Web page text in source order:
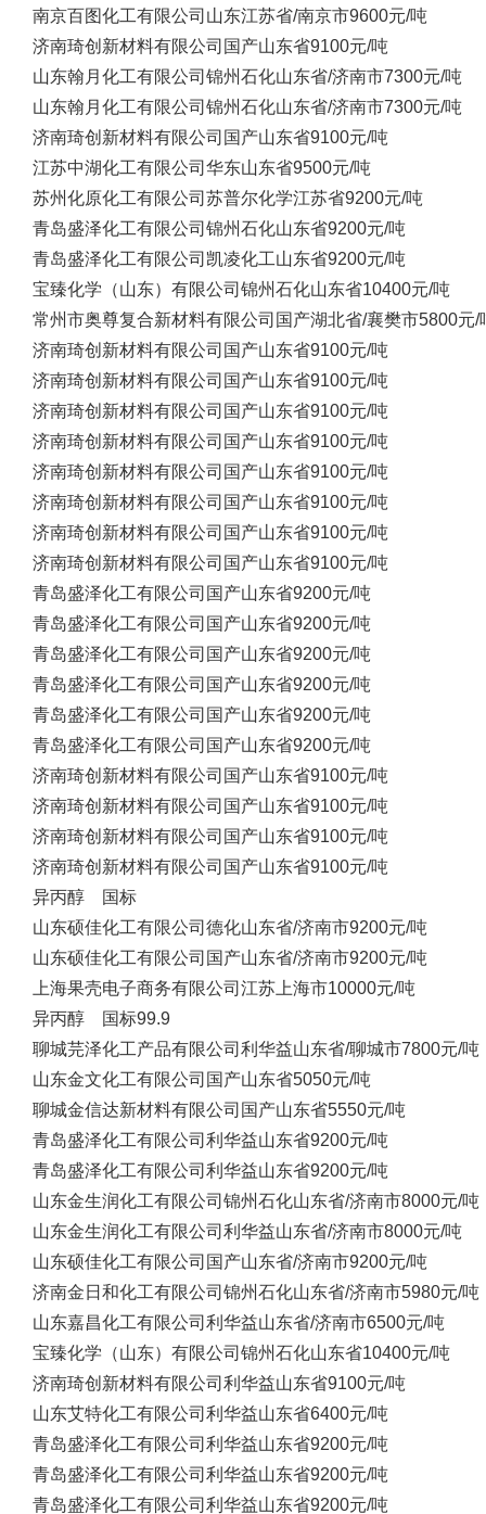
南京百图化工有限公司 山东江苏省/南京市9600元/吨
济南琦创新材料有限公司 国产山东省9100元/吨
山东翰月化工有限公司 锦州石化山东省/济南市7300元/吨
山东翰月化工有限公司 锦州石化山东省/济南市7300元/吨
济南琦创新材料有限公司 国产山东省9100元/吨
江苏中湖化工有限公司 华东山东省9500元/吨
苏州化原化工有限公司 苏普尔化学江苏省9200元/吨
青岛盛泽化工有限公司 锦州石化山东省9200元/吨
青岛盛泽化工有限公司 凯凌化工山东省9200元/吨
宝臻化学（山东）有限公司 锦州石化山东省10400元/吨
常州市奥尊复合新材料有限公司 国产湖北省/襄樊市5800元/
济南琦创新材料有限公司 国产山东省9100元/吨
济南琦创新材料有限公司 国产山东省9100元/吨
济南琦创新材料有限公司 国产山东省9100元/吨
济南琦创新材料有限公司 国产山东省9100元/吨
济南琦创新材料有限公司 国产山东省9100元/吨
济南琦创新材料有限公司 国产山东省9100元/吨
济南琦创新材料有限公司 国产山东省9100元/吨
济南琦创新材料有限公司 国产山东省9100元/吨
青岛盛泽化工有限公司 国产山东省9200元/吨
青岛盛泽化工有限公司 国产山东省9200元/吨
青岛盛泽化工有限公司 国产山东省9200元/吨
青岛盛泽化工有限公司 国产山东省9200元/吨
青岛盛泽化工有限公司 国产山东省9200元/吨
青岛盛泽化工有限公司 国产山东省9200元/吨
济南琦创新材料有限公司 国产山东省9100元/吨
济南琦创新材料有限公司 国产山东省9100元/吨
济南琦创新材料有限公司 国产山东省9100元/吨
济南琦创新材料有限公司 国产山东省9100元/吨
异丙醇 国标
山东硕佳化工有限公司 德化山东省/济南市9200元/吨
山东硕佳化工有限公司 国产山东省/济南市9200元/吨
上海果壳电子商务有限公司 江苏 上海市10000元/吨
异丙醇 国标99.9
聊城芫泽化工产品有限公司 利华益山东省/聊城市7800元/吨
山东金文化工有限公司 国产山东省5050元/吨
聊城金信达新材料有限公司 国产山东省5550元/吨
青岛盛泽化工有限公司 利华益山东省9200元/吨
青岛盛泽化工有限公司 利华益山东省9200元/吨
山东金生润化工有限公司 锦州石化山东省/济南市8000元/吨
山东金生润化工有限公司 利华益山东省/济南市8000元/吨
山东硕佳化工有限公司 国产山东省/济南市9200元/吨
济南金日和化工有限公司 锦州石化山东省/济南市5980元/吨
山东嘉昌化工有限公司 利华益山东省/济南市6500元/吨
宝臻化学（山东）有限公司 锦州石化山东省10400元/吨
济南琦创新材料有限公司 利华益山东省9100元/吨
山东艾特化工有限公司 利华益山东省6400元/吨
青岛盛泽化工有限公司 利华益山东省9200元/吨
青岛盛泽化工有限公司 利华益山东省9200元/吨
青岛盛泽化工有限公司 利华益山东省9200元/吨